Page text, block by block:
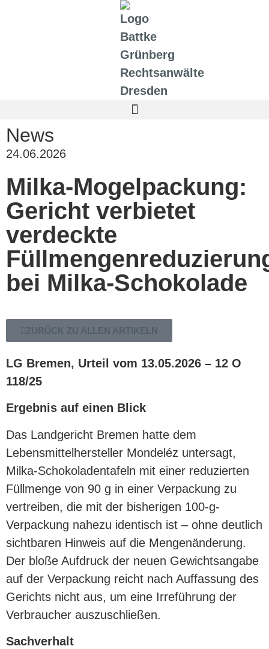
News
24.06.2026
Milka-Mogelpackung:
Gericht verbietet
verdeckte
bei Milka-Schokolade
ZURÜCK ZU ALLEN ARTIKELN
LG Bremen, Urteil vom 13.05.2026 – 12 O
118/25
Ergebnis auf einen Blick
Das Landgericht Bremen hatte dem
Lebensmittelhersteller Mondeléz untersagt,
Milka-Schokoladentafeln mit einer reduzierten
Füllmenge von 90 g in einer Verpackung zu
vertreiben, die mit der bisherigen 100-g-
Verpackung nahezu identisch ist – ohne deutlich
sichtbaren Hinweis auf die Mengenänderung.
Der bloße Aufdruck der neuen Gewichtsangabe
auf der Verpackung reicht nach Auffassung des
Gerichts nicht aus, um eine Irreführung der
Verbraucher auszuschließen.
Sachverhalt